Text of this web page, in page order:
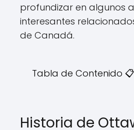
profundizar en algunos
interesantes
de Canadá.
Tabla de Contenido 📋
Historia de